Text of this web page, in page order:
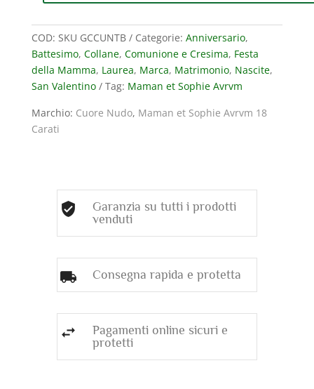
ORO
GIALLO
CON
CUORE
IN
COD: SKU GCCUNTB Categorie: Anniversario,
Battesimo, Collane, Comunione e Cresima, Festa
della Mamma, Laurea, Marca, Matrimonio, Nascite,
San Valentino
Tag: Maman et Sophie Avrvm
Marchio: Cuore Nudo, Maman et Sophie Avrvm 18
Carati
Garanzia su tutti i prodotti
venduti
Consegna rapida e protetta
Pagamenti online sicuri e
protetti